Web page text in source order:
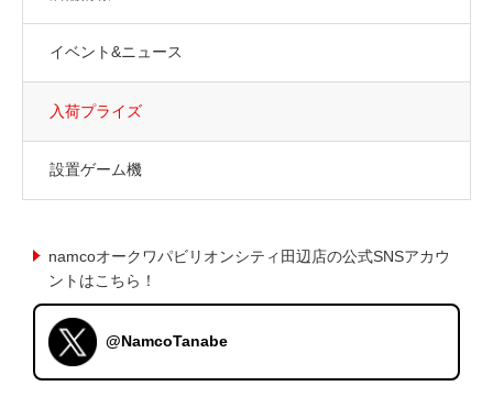
イベント&ニュース
入荷プライズ
設置ゲーム機
namcoオークワパビリオンシティ田辺店の公式SNSアカウ
ントはこちら！
@NamcoTanabe